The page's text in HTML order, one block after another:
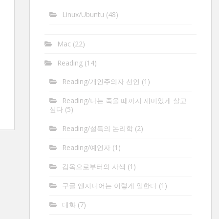
Linux/Ubuntu (48)
Mac (22)
Reading(14)
Reading/개인주의자 선언 (1)
Reading/나는 죽을 때까지 재미있게 살고
싶다(5)
Reading/설득의 논리학(2)
Reading/예언자(1)
감옥으로부터의 사색 (1)
구글 엔지니어는 이렇게 일한다(1)
대화(7)